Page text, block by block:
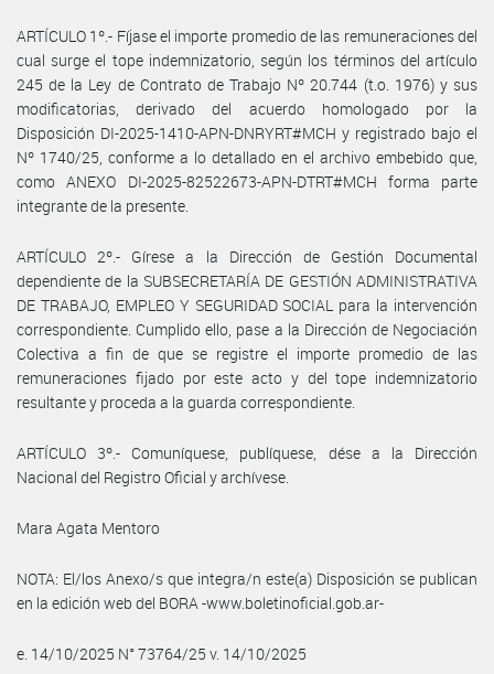
ARTÍCULO 1º.- Fíjase el importe promedio de las remuneraciones del
cual surge el tope indemnizatorio, según los términos del artículo
245 de la Ley de Contrato de Trabajo Nº 20.744 (t.o. 1976) y sus
modificatorias, derivado del acuerdo homologado por la
Disposición DI-2025-1410-APN-DNRYRT#MCH y registrado bajo el
Nº 1740/25, conforme a lo detallado en el archivo embebido que,
como ANEXO DI-2025-82522673-APN-DTRT#MCH forma parte
integrante de la presente.
ARTÍCULO 2º.- Gírese a la Dirección de Gestión Documental
dependiente de la SUBSECRETARÍA DE GESTIÓN ADMINISTRATIVA
DE TRABAJO, EMPLEO Y SEGURIDAD SOCIAL para la intervención
correspondiente. Cumplido ello, pase a la Dirección de Negociación
Colectiva a fin de que se registre el importe promedio de las
remuneraciones fijado por este acto y del tope indemnizatorio
resultante y proceda a la guarda correspondiente.
ARTÍCULO 3º.- Comuníquese, publíquese, dése a la Dirección
Nacional del Registro Oficial y archívese.
Mara Agata Mentoro
NOTA: El/los Anexo/s que integra/n este(a) Disposición se publican
en la edición web del BORA -www.boletinoficial.gob.ar-
e. 14/10/2025 N° 73764/25 v. 14/10/2025